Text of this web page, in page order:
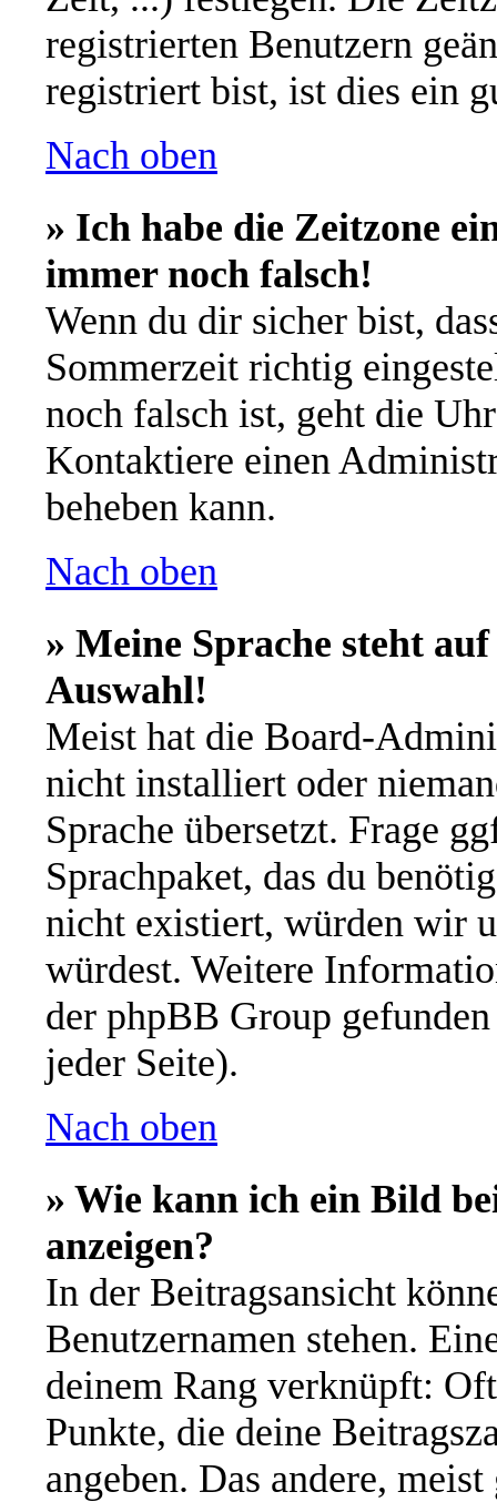
registrierten Benutzern
registriert bist, ist dies ein
Nach oben
» Ich habe die Zeitzone
immer noch falsch!
Wenn du dir sicher bist,
Sommerzeit richtig
noch falsch ist, geht die
Kontaktiere einen
beheben kann.
Nach oben
» Meine Sprache steht
Auswahl!
Meist hat die Board-
nicht installiert oder
Sprache übersetzt. Frage
Sprachpaket, das du
nicht existiert, würden wir
würdest. Weitere
der phpBB Group
jeder Seite).
Nach oben
» Wie kann ich ein Bild
anzeigen?
In der Beitragsansicht
Benutzernamen stehen.
deinem Rang verknüpft:
Punkte, die deine
angeben. Das andere,